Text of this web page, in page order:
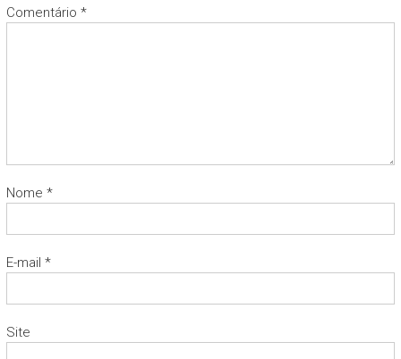
Comentário *
Nome *
E-mail *
Site